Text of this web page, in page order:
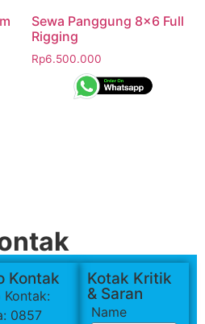
Sewa Panggung 8×6 Full
Rigging
Rp6.500.000
Kontak
Kontak:
0857
Kotak Kritik
& Saran
Name